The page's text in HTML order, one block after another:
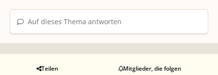
Auf dieses Thema antworten
Teilen Mitglieder, die folgen